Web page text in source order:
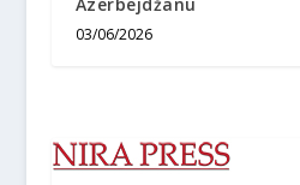
03/06/2026